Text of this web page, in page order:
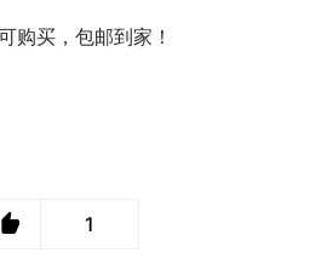
购买，包邮到家！
1